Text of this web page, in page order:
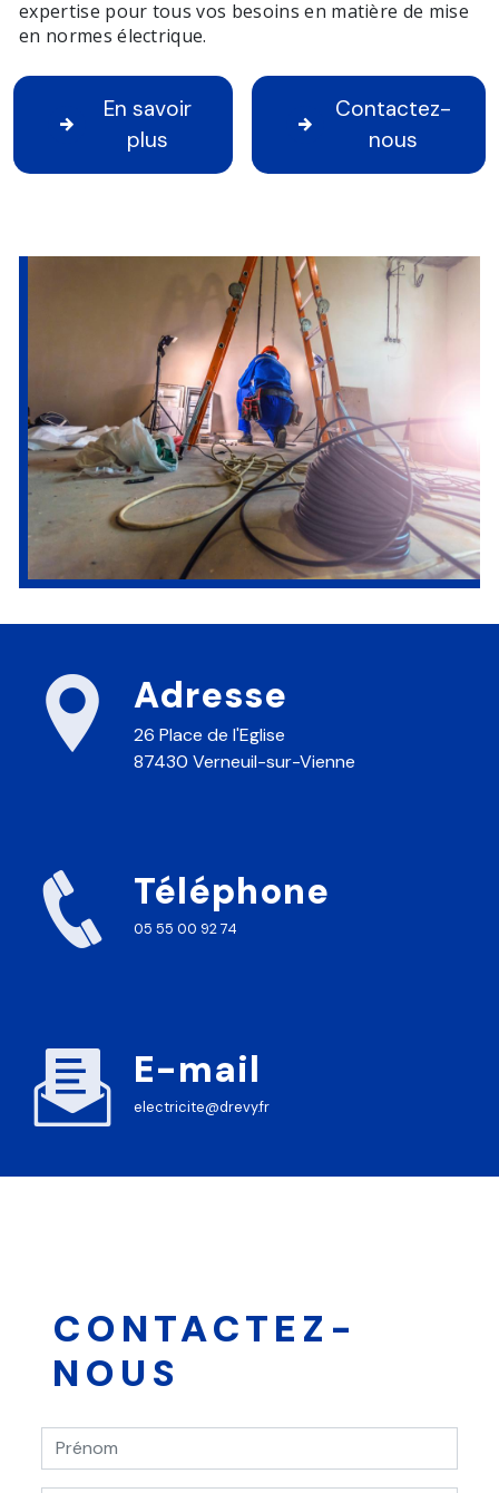
expertise pour tous vos besoins en matière de mise
en normes électrique.
En savoir
plus
Contactez-
nous
Adresse
26 Place de l'Eglise
87430 Verneuil-sur-Vienne
Téléphone
05 55 00 92 74
E-mail
electricite@drevy.fr
CONTACTEZ-
NOUS